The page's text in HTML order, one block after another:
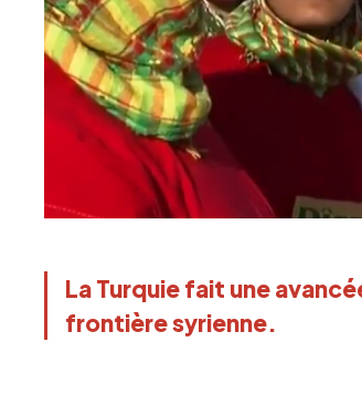
La Turquie fait une
frontière syrienne.